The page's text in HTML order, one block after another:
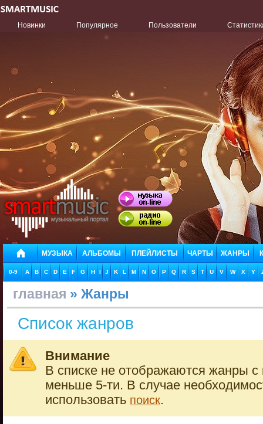
Новинки Популярное Пользователи
МУЗЫКА АЛЬБОМЫ ПЛЕЙЛИСТЫ ЧАРТЫ ЖАНРЫ
0-9 A B C D E F G H I J K L M N O P Q R S T U V W X Y
главная » Жанры
Список жанров
Внимание
В списке не отображаются жанры с
меньше 5-ти. В случае
использовать поиск.